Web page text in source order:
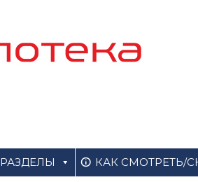
РАЗДЕЛЫ КАК СМОТРЕТЬ/